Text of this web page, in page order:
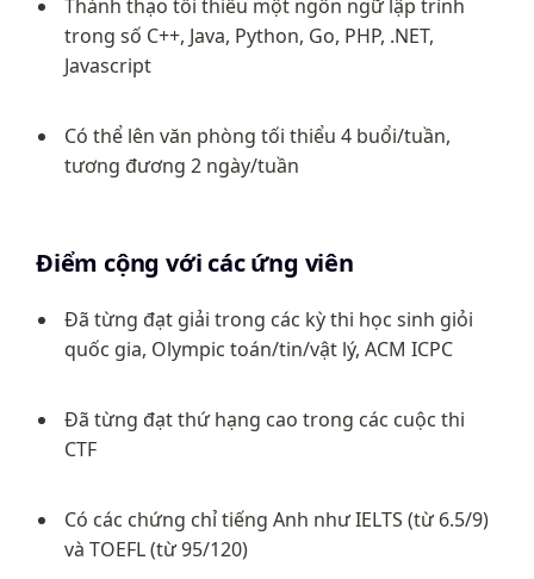
Thành thạo tối thiểu một ngôn ngữ lập trình
trong số C++, Java, Python, Go, PHP, .NET,
Javascript
Có thể lên văn phòng tối thiểu 4 buổi/tuần,
tương đương 2 ngày/tuần
Điểm cộng với các ứng viên
Đã từng đạt giải trong các kỳ thi học sinh giỏi
quốc gia, Olympic toán/tin/vật lý, ACM ICPC
Đã từng đạt thứ hạng cao trong các cuộc thi
CTF
Có các chứng chỉ tiếng Anh như IELTS (từ 6.5/9)
và TOEFL (từ 95/120)